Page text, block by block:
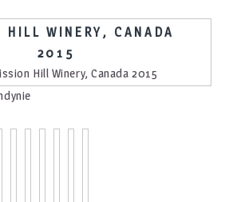
HILL WINERY, CANADA
2015